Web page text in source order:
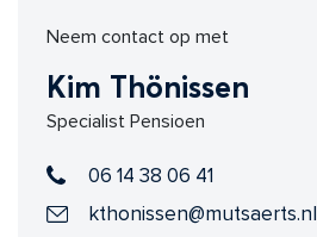
Neem contact op met
Kim Thönissen
Specialist Pensioen
06 14 38 06 41
kthonissen@mutsaerts.nl